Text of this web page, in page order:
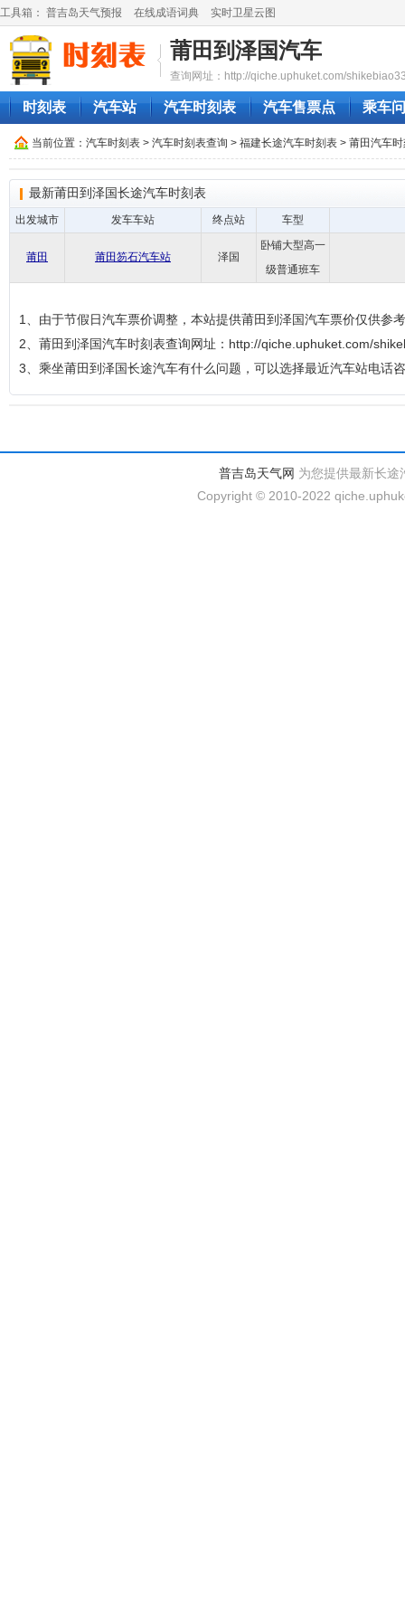
工具箱： 普吉岛天气预报 在线成语词典 实时卫星云图
莆田到泽国汽车
查询网址：http://qiche.uphuket.com/
时刻表 汽车站 汽车时刻表 汽车售票点 乘车
当前位置： 汽车时刻表 > 汽车时刻表查询 > 福建长途汽车时刻表 > 莆田汽车
最新莆田到泽国长途汽车时刻表
出发城市 发车车站 终点站 车型
莆田 莆田笏石汽车站 泽国
卧铺大型高一
级普通班车
1、由于节假日汽车票价调整，本站提供莆田到泽国汽车票价仅供参
2、莆田到泽国汽车时刻表查询网址：http://qiche.uphuket.com/
3、乘坐莆田到泽国长途汽车有什么问题，可以选择最近汽车站电话
普吉岛天气网 为您提供最新长途
Copyright © 2010-2022